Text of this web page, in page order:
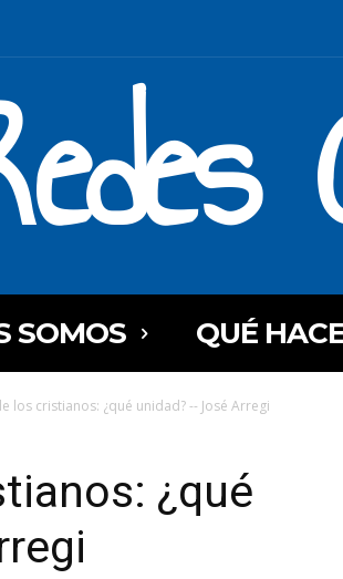
SOMOS QUÉ
los cristianos: ¿qué unidad? -- José Arregi
¿qué